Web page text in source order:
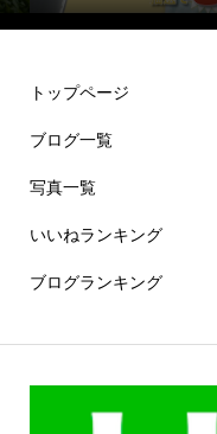
トップページ
ブログ一覧
写真一覧
いいねランキング
ブログランキング